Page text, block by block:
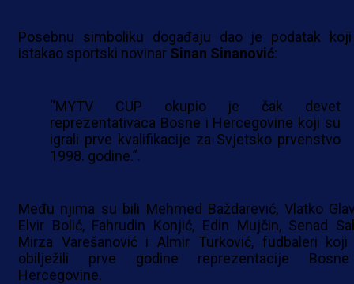
Posebnu simboliku događaju dao je podatak
istakao sportski novinar Sinan Sinanović:
“MYTV CUP okupio je čak devet
reprezentativaca Bosne i Hercegovine koji su
igrali prve kvalifikacije za Svjetsko prvenstvo
1998. godine.”.
Među njima su bili Mehmed Baždarević, Vlatko
Elvir Bolić, Fahrudin Konjić, Edin Mujčin, Senad
Mirza Varešanović i Almir Turković, fudbaleri
obilježili prve godine reprezentacije
Hercegovine.